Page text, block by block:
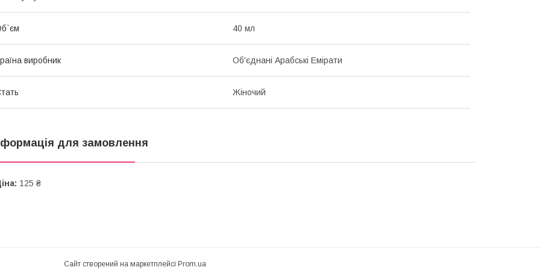
40 мл
виробник Об'єднані Арабські Емірати
Жіночий
для замовлення
125 ₴
Сайт створений на маркетплейсі Prom.ua